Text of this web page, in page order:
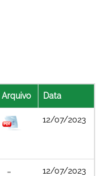
Arquivo Data
12/07/2023
12/07/2023